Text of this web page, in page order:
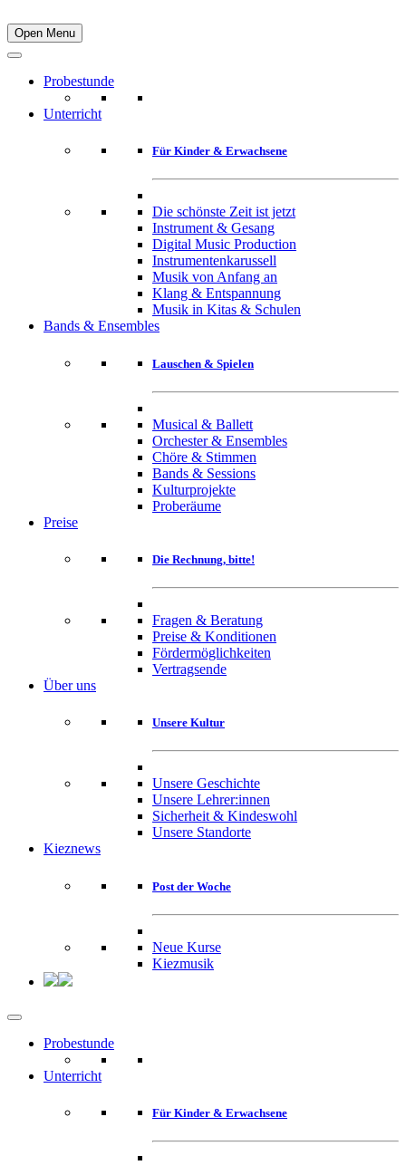
Open Menu
Probestunde
Unterricht
Für Kinder & Erwachsene
Die schönste Zeit ist jetzt
Instrument & Gesang
Digital Music Production
Instrumentenkarussell
Musik von Anfang an
Klang & Entspannung
Musik in Kitas & Schulen
Bands & Ensembles
Lauschen & Spielen
Musical & Ballett
Orchester & Ensembles
Chöre & Stimmen
Bands & Sessions
Kulturprojekte
Proberäume
Preise
Die Rechnung, bitte!
Fragen & Beratung
Preise & Konditionen
Fördermöglichkeiten
Vertragsende
Über uns
Unsere Kultur
Unsere Geschichte
Unsere Lehrer:innen
Sicherheit & Kindeswohl
Unsere Standorte
Kieznews
Post der Woche
Neue Kurse
Kiezmusik
Probestunde
Unterricht
Für Kinder & Erwachsene